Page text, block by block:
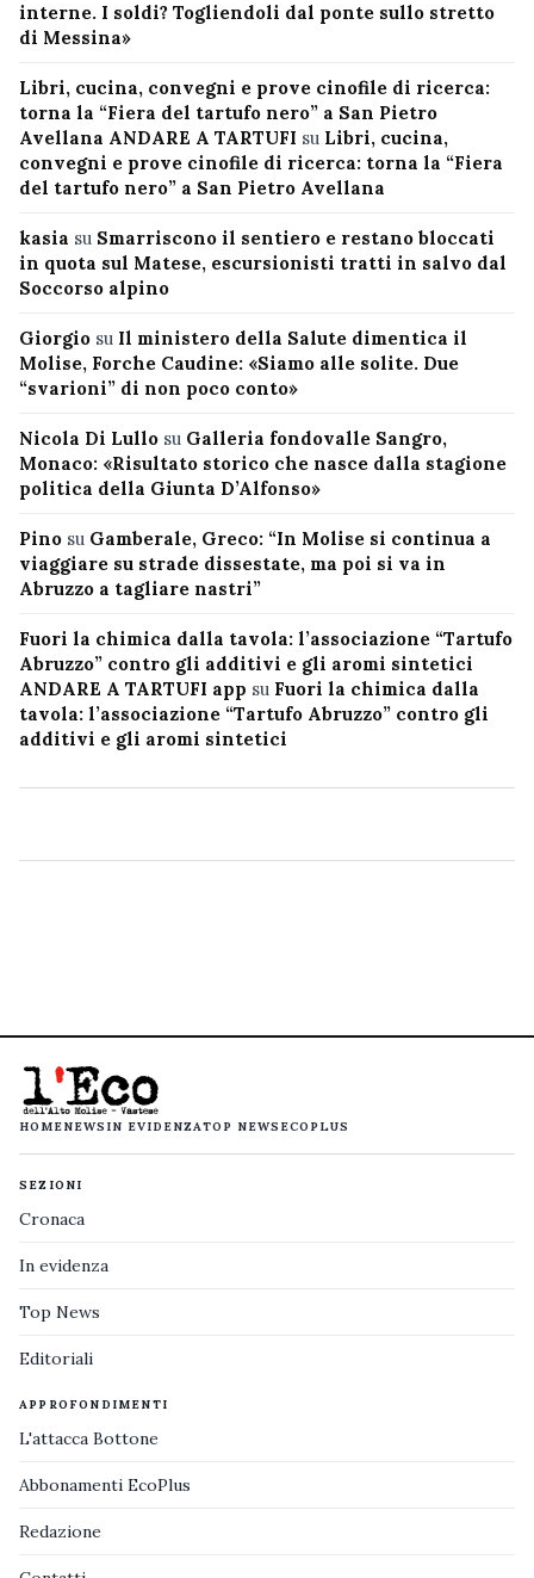
interne. I soldi? Togliendoli dal ponte sullo stretto
di Messina»
Libri, cucina, convegni e prove cinofile di ricerca:
torna la “Fiera del tartufo nero” a San Pietro
Avellana ANDARE A TARTUFI su Libri, cucina,
convegni e prove cinofile di ricerca: torna la “Fiera
del tartufo nero” a San Pietro Avellana
kasia su Smarriscono il sentiero e restano bloccati
in quota sul Matese, escursionisti tratti in salvo dal
Soccorso alpino
Giorgio su Il ministero della Salute dimentica il
Molise, Forche Caudine: «Siamo alle solite. Due
“svarioni” di non poco conto»
Nicola Di Lullo su Galleria fondovalle Sangro,
Monaco: «Risultato storico che nasce dalla stagione
politica della Giunta D’Alfonso»
Pino su Gamberale, Greco: “In Molise si continua a
viaggiare su strade dissestate, ma poi si va in
Abruzzo a tagliare nastri”
Fuori la chimica dalla tavola: l’associazione “Tartufo
Abruzzo” contro gli additivi e gli aromi sintetici
ANDARE A TARTUFI app su Fuori la chimica dalla
tavola: l’associazione “Tartufo Abruzzo” contro gli
additivi e gli aromi sintetici
HOMENEWS IN EVIDENZATOP NEWS ECOPLUS
SEZIONI
Cronaca
In evidenza
Top News
Editoriali
APPROFONDIMENTI
L'attacca Bottone
Abbonamenti EcoPlus
Redazione